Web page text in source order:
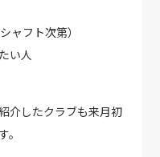
ャフト次第）
い人
介したクラブも来月初